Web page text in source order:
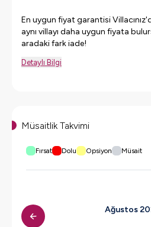
En uygun fiyat garantisi
aynı villayı daha uygun fiyata
aradaki fark iade!
Detaylı Bilgi
Müsaitlik Takvimi
Fırsat Dolu Opsiyon Müsait
Ağustos